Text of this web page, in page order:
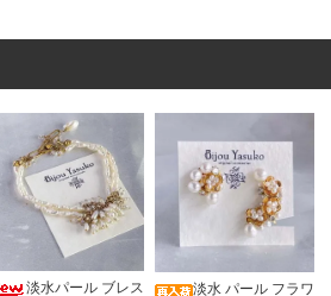
淡水パール ブレス
淡水 パール フラワ